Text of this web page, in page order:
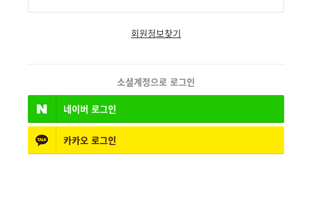
회원정보찾기
소셜계정으로 로그인
네이버 로그인
카카오 로그인